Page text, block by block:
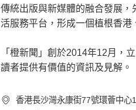
傳統出版與新媒體的融合發展
活服務平台，形成一個植根香港
「橙新聞」創於2014年12月，
讀者提供有價值的資訊及見解。
香港長沙灣永康街77號環薈中心